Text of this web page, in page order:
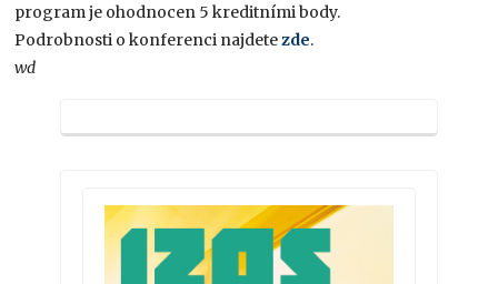
program je ohodnocen 5 kreditními body.
Podrobnosti o konferenci najdete zde.
wd